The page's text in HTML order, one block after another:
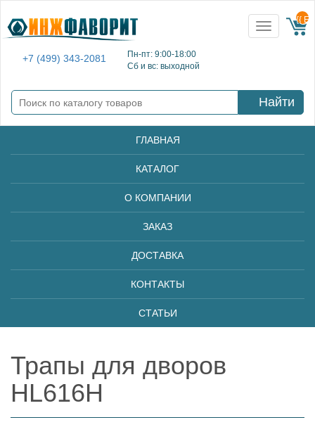
+7 (499) 343-2081
Пн-пт: 9:00-18:00
Сб и вс: выходной
Toggle
navigation
{{
Найти
ГЛАВНАЯ
КАТАЛОГ
О КОМПАНИИ
ЗАКАЗ
ДОСТАВКА
КОНТАКТЫ
СТАТЬИ
Трапы для дворов
HL616H